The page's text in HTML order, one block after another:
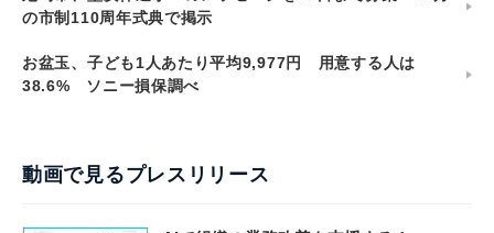
の市制110周年式典で掲示
お盆玉、子ども1人あたり平均9,977円 用意する人は
38.6% ソニー損保調べ
動画で見るプレスリリース